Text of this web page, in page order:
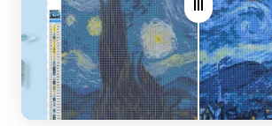
Des instructions détaillées pour vous
votre projet
Suisse
Luxembourg
Canada
Nous pouvons aussi livrer à l'international